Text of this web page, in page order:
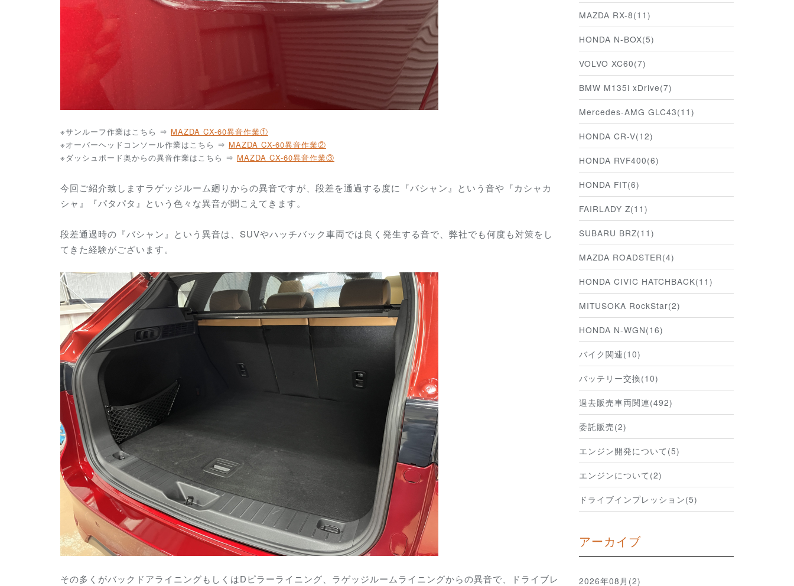
※サンルーフ作業はこちら ⇒ MAZDA CX-60異音作業①
※オーバーヘッドコンソール作業はこちら ⇒ MAZDA CX-60異音作業②
※ダッシュボード奥からの異音作業はこちら ⇒ MAZDA CX-60異音作業③
今回ご紹介致しますラゲッジルーム廻りからの異音ですが、段差を通過する度に『バシャン』という音や『カシャカ
シャ』『パタパタ』という色々な異音が聞こえてきます。
段差通過時の『バシャン』という異音は、SUVやハッチバック車両では良く発生する音で、弊社でも何度も対策をし
てきた経験がございます。
その多くがバックドアライニングもしくはDピラーライニング、ラゲッジルームライニングからの異音で、ドライブレ
MAZDA RX-8(11)
HONDA N-BOX(5)
VOLVO XC60(7)
BMW M135i xDrive(7)
Mercedes-AMG GLC43(11)
HONDA CR-V(12)
HONDA RVF400(6)
HONDA FIT(6)
FAIRLADY Z(11)
SUBARU BRZ(11)
MAZDA ROADSTER(4)
HONDA CIVIC HATCHBACK(11)
MITUSOKA RockStar(2)
HONDA N-WGN(16)
バイク関連(10)
バッテリー交換(10)
過去販売車両関連(492)
委託販売(2)
エンジン開発について(5)
エンジンについて(2)
ドライブインプレッション(5)
アーカイブ
2026年08月(2)